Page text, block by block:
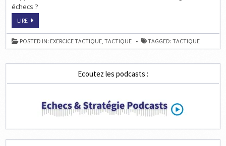
échecs ?
LIREMUSCLER
STRATÉGIE
AUX
ÉCHECS
POSTED IN: EXERCICE TACTIQUE,TACTIQUE TAGGED:TACTIQUE
Ecoutez les podcasts :